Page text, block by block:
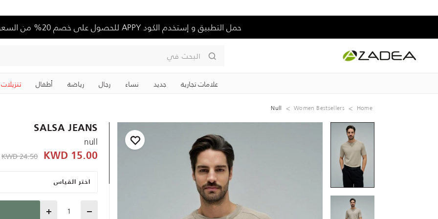
حمل التطبيق و إستخدم الكود APPY للحصول على خصم 20% من السعر الكامل
البحث في
علامات تجارية جديد نساء رجال رياضة ‏أطفال تنزيلات
Home
Women Bestsellers
Null
SALSA JEANS
null
15.00 KWD
from
24.50 KWD
اختر القياس
Quantity